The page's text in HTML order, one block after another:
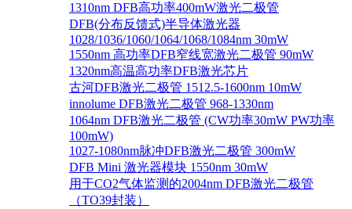
1310nm DFB高功率400mW激光二极管
DFB(分布反馈式)半导体激光器
1028/1036/1060/1064/1068/1084nm 30mW
1550nm 高功率DFB窄线宽激光二极管 90mW
1320nm高温高功率DFB激光芯片
古河DFB激光二极管 1512.5-1600nm 10mW
innolume DFB激光二极管 968-1330nm
1064nm DFB激光二极管 (CW功率30mW PW功率
100mW)
1027-1080nm脉冲DFB激光二极管 300mW
DFB Mini 激光器模块 1550nm 30mW
用于CO2气体监测的2004nm DFB激光二极管
（TO39封装）